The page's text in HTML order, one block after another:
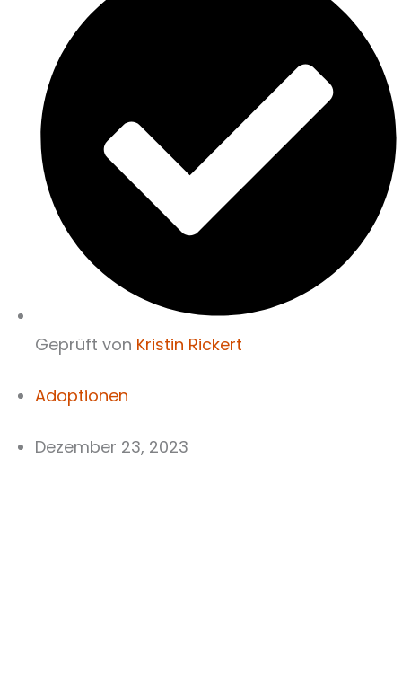
Geprüft von Kristin Rickert
Adoptionen
Dezember 23, 2023